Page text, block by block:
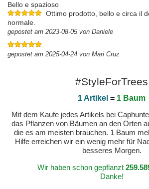
Bello e spazioso
Ottimo prodotto, bello e circa il
normale.
gepostet am 2023-08-05 von Daniele
gepostet am 2025-04-24 von Mari Cruz
#StyleForTrees
1 Artikel = 1 Baum
Mit dem Kaufe jedes Artikels bei
das Pflanzen von Bäumen an den Orten
die es am meisten brauchen. 1 Baum
Hilfe erreichen wir ein wenig mehr für
besseres Morgen.
Wir haben schon gepflanzt
Danke!